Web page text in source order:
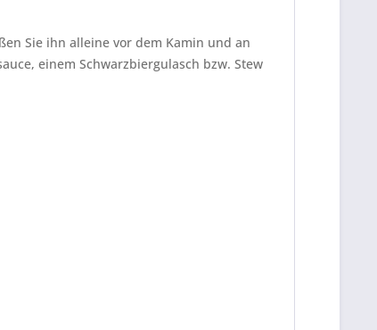
Sie ihn alleine vor dem Kamin und an
einem Schwarzbiergulasch bzw. Stew